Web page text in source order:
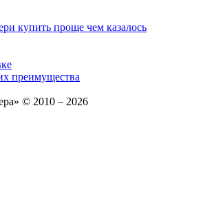
купить проще чем казалось
преимущества
© 2010 – 2026